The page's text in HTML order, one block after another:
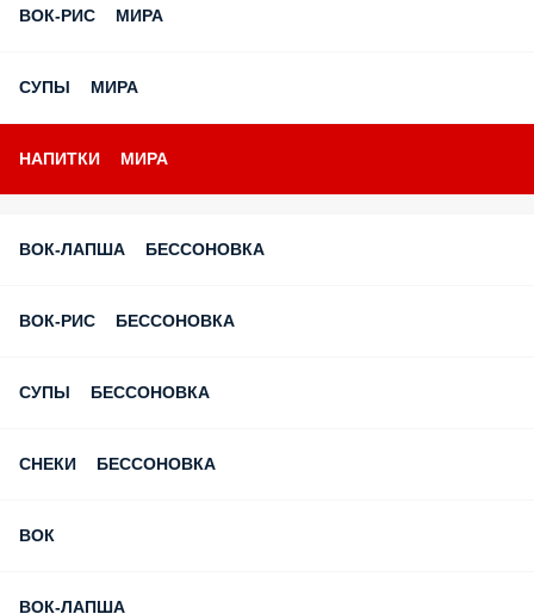
ВОК-РИС МИРА
СУПЫ МИРА
НАПИТКИ МИРА
ВОК-ЛАПША БЕССОНОВКА
ВОК-РИС БЕССОНОВКА
СУПЫ БЕССОНОВКА
СНЕКИ БЕССОНОВКА
ВОК
ВОК-ЛАПША